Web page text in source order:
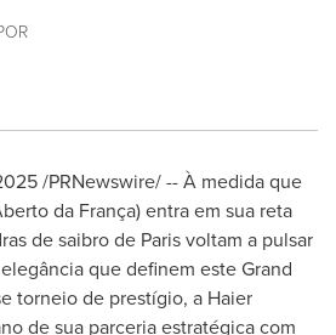
/PRNewswire/ -- À medida que
da França) entra em sua reta
de saibro de Parisvoltam a pulsar
que definem este Grand
torneio de prestígio, a Haier
de sua parceria estratégica com